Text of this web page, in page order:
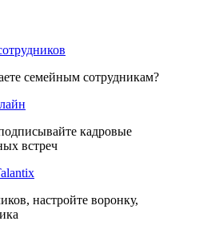
семейным сотрудникам?
кадровые
встреч
настройте воронку,